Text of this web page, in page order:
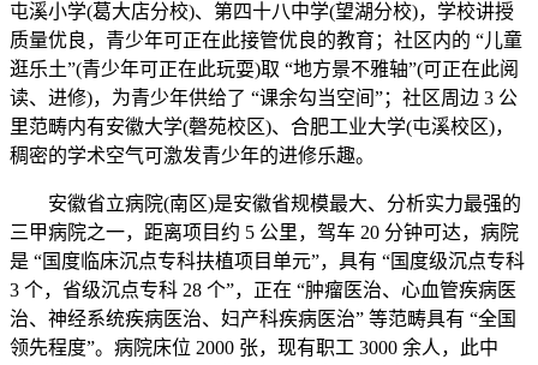
屯溪小学(葛大店分校)、第四十八中学(望湖分校)，学校讲授
质量优良，青少年可正在此接管优良的教育；社区内的 “儿童
逛乐土”(青少年可正在此玩耍)取 “地方景不雅轴”(可正在此阅
读、进修)，为青少年供给了 “课余勾当空间”；社区周边 3 公
里范畴内有安徽大学(磬苑校区)、合肥工业大学(屯溪校区)，
稠密的学术空气可激发青少年的进修乐趣。
安徽省立病院(南区)是安徽省规模最大、分析实力最强的
三甲病院之一，距离项目约 5 公里，驾车 20 分钟可达，病院
是 “国度临床沉点专科扶植项目单元”，具有 “国度级沉点专科
3 个，省级沉点专科 28 个”，正在 “肿瘤医治、心血管疾病医
治、神经系统疾病医治、妇产科疾病医治” 等范畴具有 “全国
领先程度”。病院床位 2000 张，现有职工 3000 余人，此中